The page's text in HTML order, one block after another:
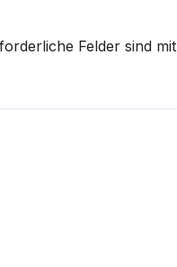
Felder sind mit